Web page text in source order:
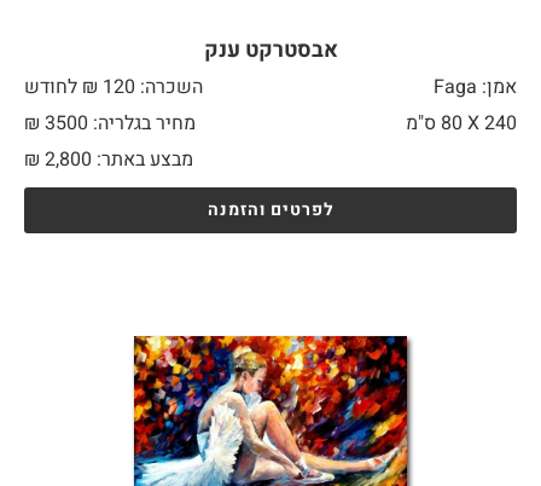
אבסטרקט ענק
אמן: Faga
השכרה: 120 ₪ לחודש
240 X
מחיר בגלריה: 3500 ₪
מבצע באתר:
₪ 2,800
לפרטים והזמנה